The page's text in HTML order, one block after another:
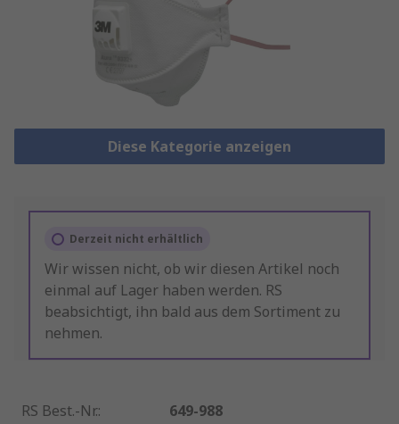
Diese Kategorie anzeigen
Derzeit nicht erhältlich
Wir wissen nicht, ob wir diesen Artikel noch
einmal auf Lager haben werden. RS
beabsichtigt, ihn bald aus dem Sortiment zu
nehmen.
RS Best.-Nr.:
649-988